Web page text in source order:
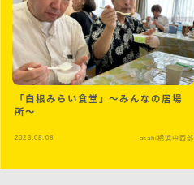
「白根みらい食堂」～みんなの居場
所～
2023.08.08 asahi横浜中西部